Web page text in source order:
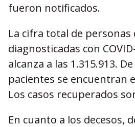
fueron notificados.
La cifra total de personas
diagnosticadas con
alcanza a las 1.315.913.
pacientes se encuentran
Los casos recuperados
En cuanto a los decesos,